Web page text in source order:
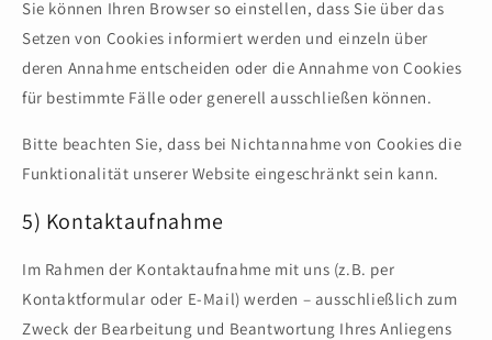
Sie können Ihren Browser so einstellen, dass Sie über das
Setzen von Cookies informiert werden und einzeln über
deren Annahme entscheiden oder die Annahme von Cookies
für bestimmte Fälle oder generell ausschließen können.
Bitte beachten Sie, dass bei Nichtannahme von Cookies die
Funktionalität unserer Website eingeschränkt sein kann.
5) Kontaktaufnahme
Im Rahmen der Kontaktaufnahme mit uns (z.B. per
Kontaktformular oder E-Mail) werden – ausschließlich zum
Zweck der Bearbeitung und Beantwortung Ihres Anliegens